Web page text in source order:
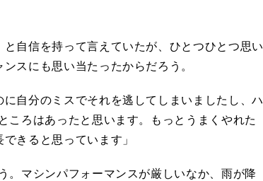
自信を持って言えていたが、ひとつひとつ思い
スにも思い当たったからだろう。
自分のミスでそれを逃してしまいましたし、ハ
ころはあったと思います。もっとうまくやれた
きると思っています」
マシンパフォーマンスが厳しいなか、雨が降